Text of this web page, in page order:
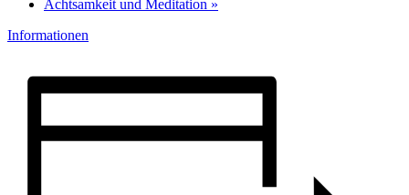
Achtsamkeit und Meditation »
Informationen